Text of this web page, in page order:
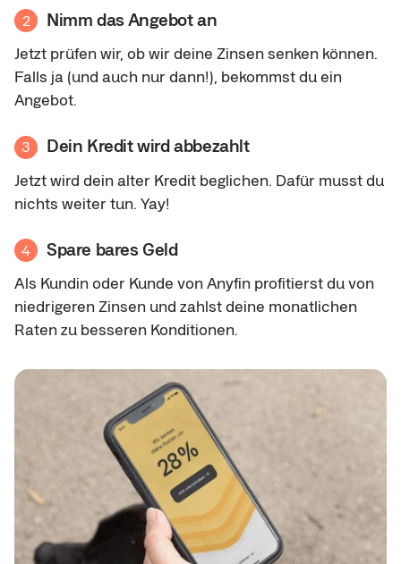
2 Nimm das Angebot an
Jetzt prüfen wir, ob wir deine Zinsen senken können.
Falls ja (und auch nur dann!), bekommst du ein
Angebot.
3 Dein Kredit wird abbezahlt
Jetzt wird dein alter Kredit beglichen. Dafür musst du
nichts weiter tun. Yay!
4 Spare bares Geld
Als Kundin oder Kunde von Anyfin profitierst du von
niedrigeren Zinsen und zahlst deine monatlichen
Raten zu besseren Konditionen.